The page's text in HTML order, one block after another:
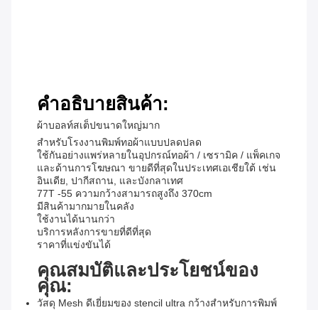
คําอธิบายสินค้า:
ผ้าบอลท์สเต็ปขนาดใหญ่มาก
สําหรับโรงงานพิมพ์ทอผ้าแบบปลดปลด
ใช้กันอย่างแพร่หลายในอุปกรณ์ทอผ้า / เซรามิค / แพ็คเกจ
และด้านการโฆษณา ขายดีที่สุดในประเทศเอเชียใต้ เช่น
อินเดีย, ปากีสถาน, และบังกลาเทศ
77T -55 ความกว้างสามารถสูงถึง 370cm
มีสินค้ามากมายในคลัง
ใช้งานได้นานกว่า
บริการหลังการขายที่ดีที่สุด
ราคาที่แข่งขันได้
คุณสมบัติและประโยชน์ของ
คุณ:
วัสดุ Mesh ดีเยี่ยมของ stencil ultra กว้างสําหรับการพิมพ์